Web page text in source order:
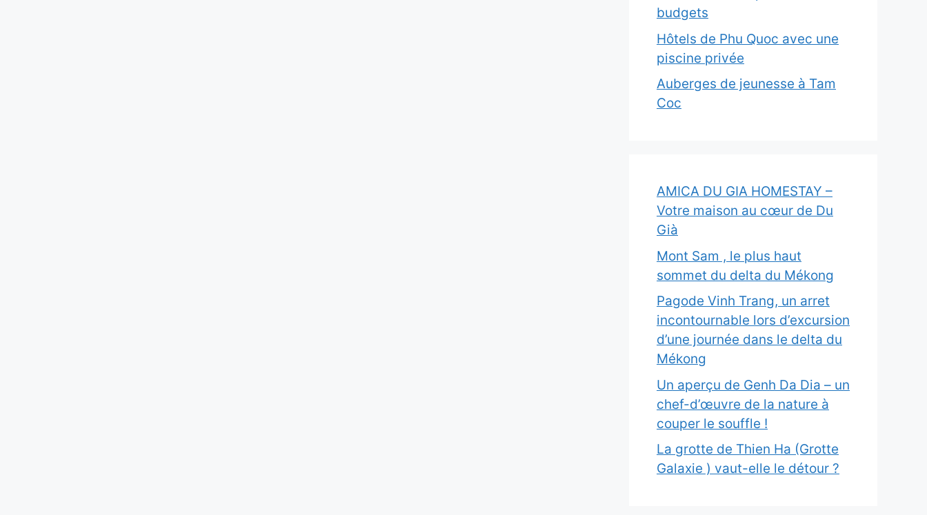
budgets
Hôtels de Phu Quoc avec une
piscine privée
Auberges de jeunesse à Tam
Coc
AMICA DU GIA HOMESTAY –
Votre maison au cœur de Du
Già
Mont Sam , le plus haut
sommet du delta du Mékong
Pagode Vinh Trang, un arret
incontournable lors d’excursion
d’une journée dans le delta du
Mékong
Un aperçu de Genh Da Dia – un
chef-d’œuvre de la nature à
couper le souffle !
La grotte de Thien Ha (Grotte
Galaxie ) vaut-elle le détour ?